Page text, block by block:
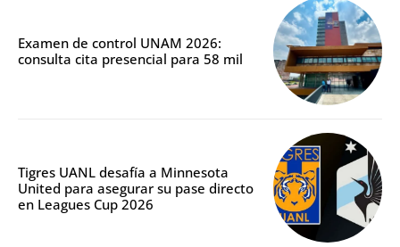
Examen de control UNAM 2026:
consulta cita presencial para 58 mil
Tigres UANL desafía a Minnesota
United para asegurar su pase directo
en Leagues Cup 2026